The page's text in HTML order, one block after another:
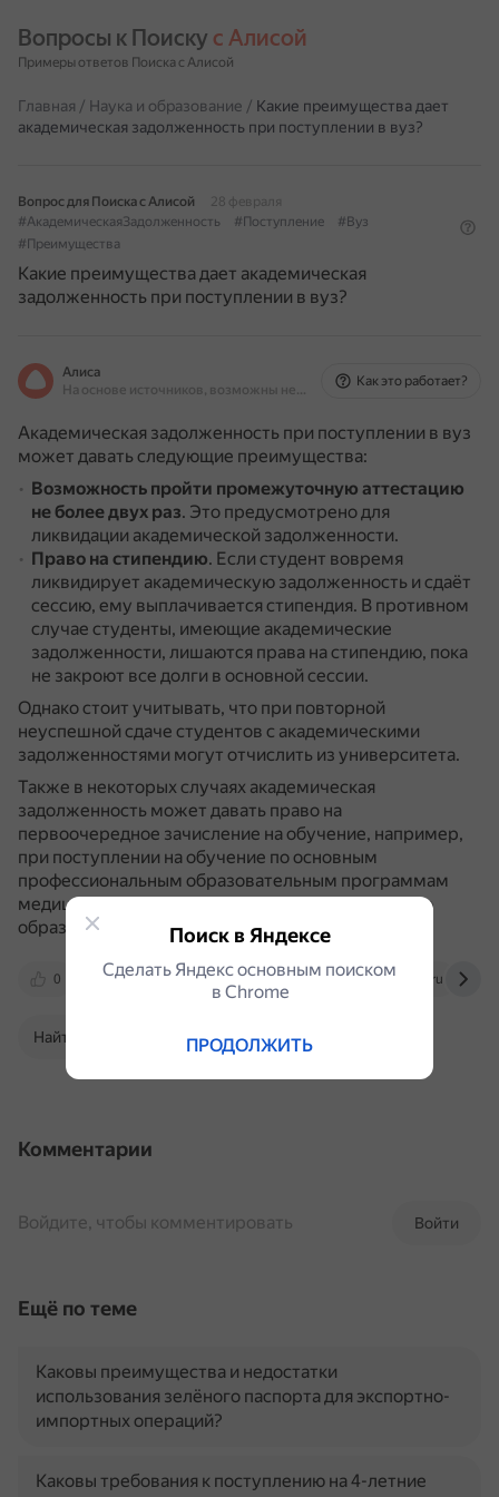
Вопросы к Поиску с Алисой
Примеры ответов Поиска с Алисой
Главная / Наука и образование / Какие преимущества дает
академическая задолженность при поступлении в вуз?
Вопрос для Поиска с Алисой
28 февраля
#АкадемическаяЗадолженность
#Поступление
#Вуз
#Преимущества
Какие преимущества дает академическая
задолженность при поступлении в вуз?
Алиса
На основе источников, возможны неточности
Как это работает?
Академическая задолженность при поступлении в вуз
может давать следующие преимущества:
Возможность пройти промежуточную аттестацию
не более двух раз. Это предусмотрено для
ликвидации академической задолженности.
Право на стипендию. Если студент вовремя
ликвидирует академическую задолженность и сдаёт
сессию, ему выплачивается стипендия. В противном
случае студенты, имеющие академические
задолженности, лишаются права на стипендию, пока
не закроют все долги в основной сессии.
Однако стоит учитывать, что при повторной
неуспешной сдаче студентов с академическими
задолженностями могут отчислить из университета.
Также в некоторых случаях академическая
задолженность может давать право на
первоочередное зачисление на обучение, например,
при поступлении на обучение по основным
профессиональным образовательным программам
медицинского образования и фармацевтического
образования.
0 siu.ranepa.ru isu.ru sgugit.ru
Найти в Поиске
Комментарии
Войти
Войдите, чтобы комментировать
Ещё по теме
Каковы преимущества и недостатки
использования зелёного паспорта для экспортно-
импортных операций?
Каковы требования к поступлению на 4-летние
Поиск в Яндексе
Сделать Яндекс основным поиском
в Сhrome
ПРОДОЛЖИТЬ